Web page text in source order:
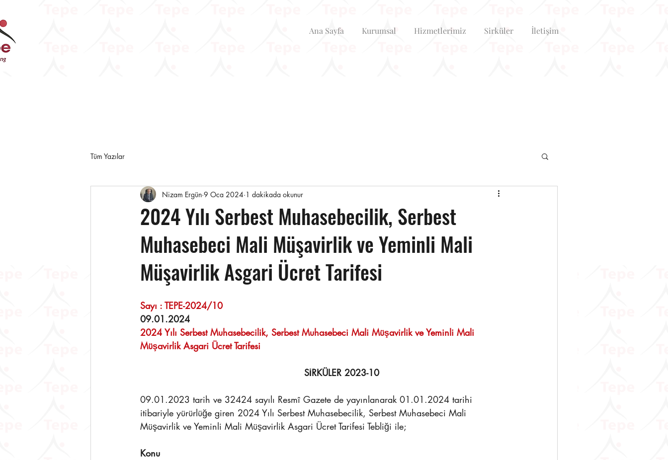
Ana Sayfa Kurumsal Hizmetlerimiz Sirküler İletişim
Tüm Yazılar
2024 Yılı Serbest Muhasebecilik, Serbest
Muhasebeci Mali Müşavirlik ve Yeminli Mali
Müşavirlik Asgari Ücret Tarifesi
Nizam Ergün 9 Oca 2024 1 dakikada okunur
09.01.2024
2024 Yılı Serbest Muhasebecilik, Serbest Muhasebeci Mali Müşavirlik ve Yeminli Mali
Müşavirlik Asgari Ücret Tarifesi
SİRKÜLER 2023-10
09.01.2023 tarih ve 32424 sayılı Resmî Gazete de yayınlanarak 01.01.2024 tarihi
itibariyle yürürlüğe giren 2024 Yılı Serbest Muhasebecilik, Serbest Muhasebeci Mali
Müşavirlik ve Yeminli Mali Müşavirlik Asgari Ücret Tarifesi Tebliği ile;
Konu